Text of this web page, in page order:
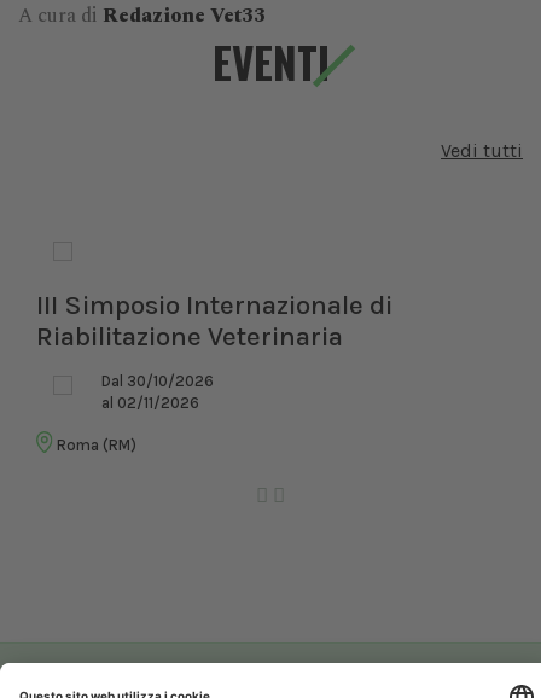
A cura di Redazione Vet33
EVENTI
Vedi tutti
III Simposio Internazionale di
Riabilitazione Veterinaria
Dal 30/10/2026
al 02/11/2026
Roma (RM)